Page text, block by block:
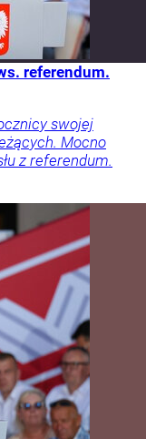
referendum.
swojej
Mocno
z referendum.